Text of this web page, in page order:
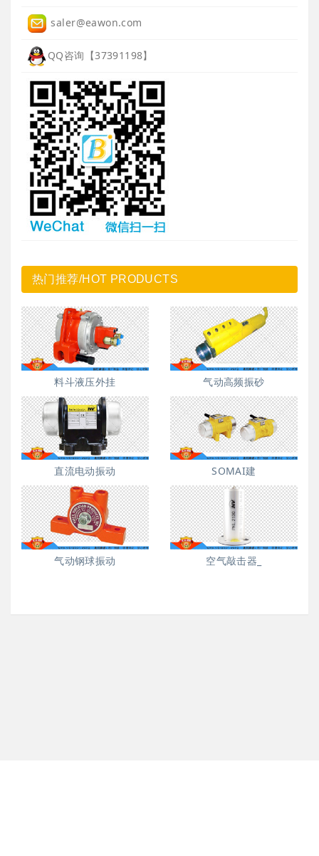
saler@eawon.com
QQ咨询【37391198】
热门推荐/HOT PRODUCTS
料斗液压外挂 气动高频振砂
直流电动振动 SOMAI建
气动钢球振动 空气敲击器_